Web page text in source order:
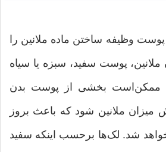
وظیفه ساختن ماده ملانین را
پوست سفید، سبزه یا سیاه
ممكن‌است بخشی از پوست بدن
میزان ملانین شود كه باعث بروز
شد. لک‌ها برحسب اینکه سفید